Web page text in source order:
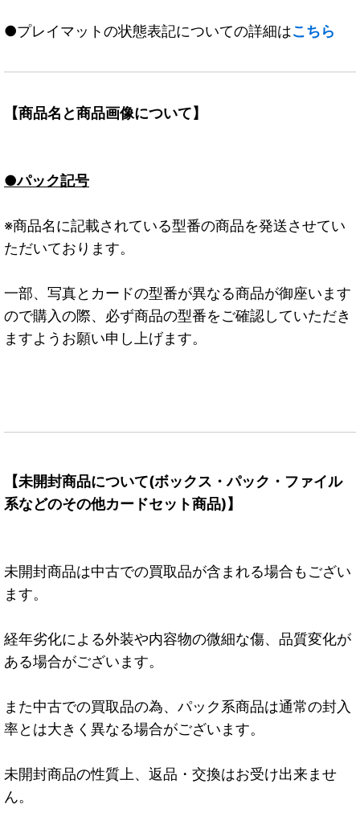
●プレイマットの状態表記についての詳細はこちら
【商品名と商品画像について】
●パック記号
※商品名に記載されている型番の商品を発送させてい
ただいております。
一部、写真とカードの型番が異なる商品が御座います
ので購入の際、必ず商品の型番をご確認していただき
ますようお願い申し上げます。
【未開封商品について(ボックス・パック・ファイル
系などのその他カードセット商品)】
未開封商品は中古での買取品が含まれる場合もござい
ます。
経年劣化による外装や内容物の微細な傷、品質変化が
ある場合がございます。
また中古での買取品の為、パック系商品は通常の封入
率とは大きく異なる場合がございます。
未開封商品の性質上、返品・交換はお受け出来ませ
ん。